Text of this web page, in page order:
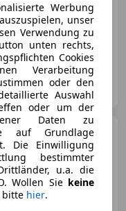
102 kW (139 PS)
Transit BusMinibus
L4H3 460 Trend
Werbung
unser
Verwendung zu
unten rechts,
Cookies
Verarbeitung
oder den
Auswahl
oder um der
Daten zu
auf Grundlage
Die Einwilligung
bestimmter
u.a. die
Wollen Sie keine
bitte hier.